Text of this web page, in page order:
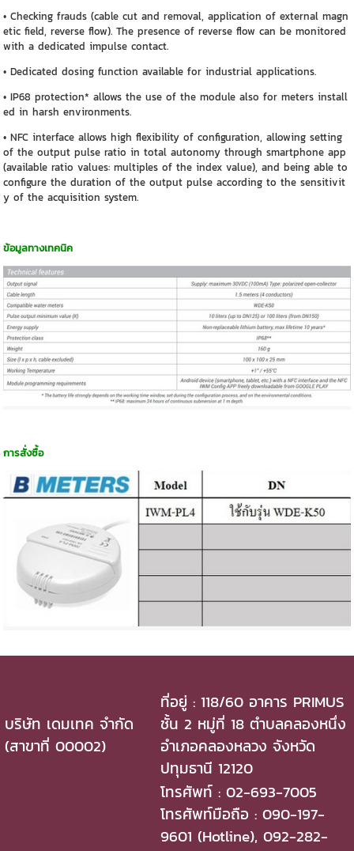
• Checking frauds (cable cut and removal, application of external magn
etic field, reverse flow). The presence of reverse flow can be monitored
with a dedicated impulse contact.
• Dedicated dosing function available for industrial applications.
• IP68 protection* allows the use of the module also for meters install
ed in harsh environments.
• NFC interface allows high flexibility of configuration, allowing setting
of the output pulse ratio in total autonomy through smartphone app
(available ratio values: multiples of the index value), and being able to
configure the duration of the output pulse according to the sensitivit
y of the acquisition system.
ข้อมูลทางเทคนิค
การสั่งซื้อ
บริษัท เดมเทค จำกัด
(สาขาที่ 00002)
ที่อยู่ : 118/60 อาคาร PRIMUS
ชั้น 2 หมู่ที่ 18 ตำบลคลองหนึ่ง
อำเภอคลองหลวง จังหวัด
ปทุมธานี 12120
โทรศัพท์ : 02-693-7005
โทรศัพท์มือถือ : 090-197-
9601 (Hotline), 092-282-